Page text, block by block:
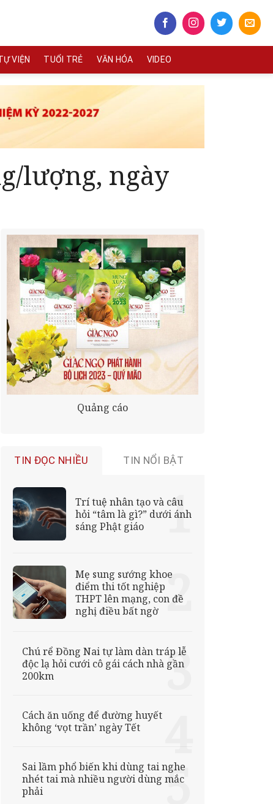
VIỆN TUỔI TRẺ VĂN HÓA VIDEO
lượng, ngày
Quảng cáo
TIN ĐỌC NHIỀU TIN NỔI BẬT
Trí tuệ nhân tạo và câu
hỏi “tâm là gì?” dưới ánh
sáng Phật giáo
Mẹ sung sướng khoe
điểm thi tốt nghiệp
THPT lên mạng, con đề
nghị điều bất ngờ
Chú rể Đồng Nai tự làm dàn tráp lễ
độc lạ hỏi cưới cô gái cách nhà gần
200km
Cách ăn uống để đường huyết
không ‘vọt trần’ ngày Tết
Sai lầm phổ biến khi dùng tai nghe
nhét tai mà nhiều người dùng mắc
phải